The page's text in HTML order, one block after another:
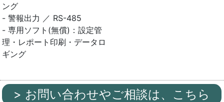
ング
- 警報出力 ／ RS-485
- 専用ソフト(無償)：設定管
理・レポート印刷・データロ
ギング
> お問い合わせやご相談は、こちら